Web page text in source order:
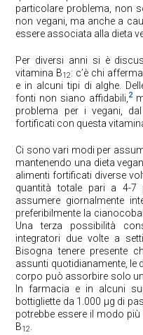
particolare problema, non
non vegani, ma anche a
essere associata alla dieta
Per diversi anni si è
vitamina B12: c’è chi
e in alcuni tipi di alghe.
fonti non siano affidabili, 2
problema per i vegani,
fortificati con questa
Ci sono vari modi per
mantenendo una dieta
alimenti fortificati diverse
quantità totale pari a 4-7
assumere giornalmente
preferibilmente la
Una terza possibilità
integratori due volte a
Bisogna tenere presente
assunti quotidianamente, le
corpo può assorbire solo
In farmacia e in alcuni
bottigliette da 1.000 μg di
potrebbe essere il modo
B12